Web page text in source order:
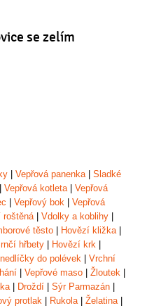
se zelím
Vepřová panenka| Sladké
Vepřová kotleta| Vepřová
Vepřový bok
Vepřová
roštěná| Vdolky a koblihy
těsto Hovězí kližka|
hřbety Hovězí krk
do polévek
Vrchní
Vepřové maso Žloutek
| Droždí Sýr Parmazán
protlak Rukola| Želatina|